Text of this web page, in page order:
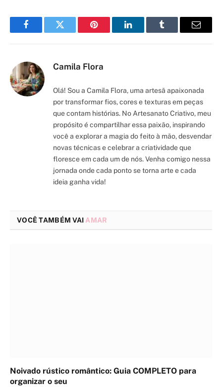
FacebookTwitter Pinterest LinkedInTumblr Email
Camila Flora
Olá! Sou a Camila Flora, uma artesã apaixonada
por transformar fios, cores e texturas em peças
que contam histórias. No Artesanato Criativo, meu
propósito é compartilhar essa paixão, inspirando
você a explorar a magia do feito à mão, desvendar
novas técnicas e celebrar a criatividade que
floresce em cada um de nós. Venha comigo nessa
jornada onde cada ponto se torna arte e cada
ideia ganha vida!
VOCÊ TAMBÉM VAI AMAR
Noivado rústico romântico: Guia COMPLETO para
organizar o seu